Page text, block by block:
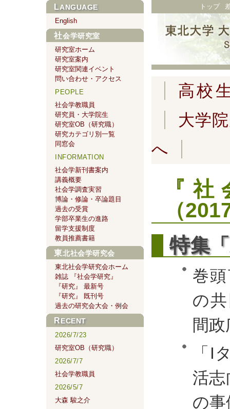
トップ
高校
大学
へ
『
（
特集
巻
の
間
「I
活志
の
LANGUAGE
English
社会学研究室
研究室ホーム
研究室案内
研究室関連イベント
問い合わせ・アクセス
PEOPLE
社会学教職員
研究員・大学院生
研究室OB（研究職）
研究カテゴリ別一覧
同窓会
INFORMATION
社会学新刊書案内
講義概要
社会学調査実習
博論・修論・卒論題目
過去の受賞
学部卒業生の進路
留学支援制度
教員推薦書籍
東北社会学研究会
東北社会学研究会ホーム
雑誌 『社会学研究』
『研究』 最新号
『研究』 既刊号
過去の研究会大会・例会
RECENT
2026/7/23
研究室OB（研究職）
2026/7/7
社会学教職員
2026/5/7
大森 駿之介